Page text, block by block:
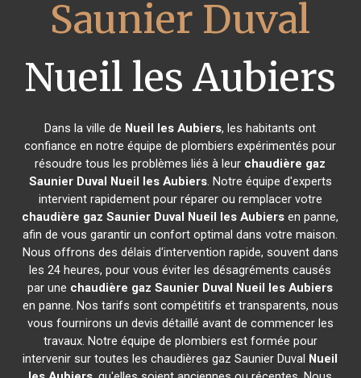
Saunier Duval
Nueil les Aubiers
Dans la ville de Nueil les Aubiers, les habitants ont
confiance en notre équipe de plombiers expérimentés pour
résoudre tous les problèmes liés à leur chaudière gaz
Saunier Duval Nueil les Aubiers. Notre équipe d'experts
intervient rapidement pour réparer ou remplacer votre
chaudière gaz Saunier Duval Nueil les Aubiers en panne,
afin de vous garantir un confort optimal dans votre maison.
Nous offrons des délais d'intervention rapide, souvent dans
les 24 heures, pour vous éviter les désagréments causés
par une chaudière gaz Saunier Duval Nueil les Aubiers
en panne. Nos tarifs sont compétitifs et transparents, nous
vous fournirons un devis détaillé avant de commencer les
travaux. Notre équipe de plombiers est formée pour
intervenir sur toutes les chaudières gaz Saunier Duval Nueil